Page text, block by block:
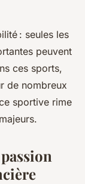
: seules les
peuvent
ces sports,
de nombreux
sportive rime